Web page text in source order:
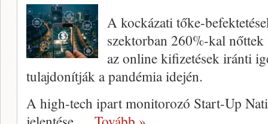
A kockázati tőke-
szektorban 260%-kal
az online kifizetések iránti
tulajdonítják a pandémia idején.
A high-tech ipart monitorozó Start-Up